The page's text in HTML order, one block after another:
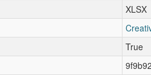
XLSX
True